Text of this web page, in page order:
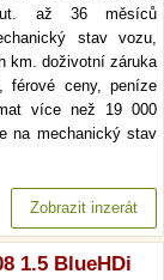
až 36 měsíců
stav vozu,
km. doživotní záruka
férové ceny, peníze
více než 19 000
na mechanický stav
Zobrazit inzerát
1.5 BlueHDi